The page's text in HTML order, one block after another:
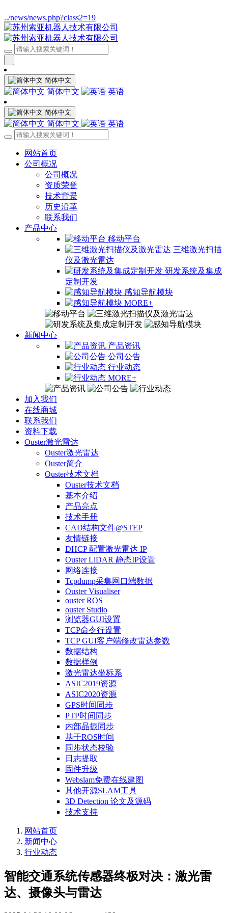
../news/news.php?class2=19
简体中文
简体中文 英语
简体中文
简体中文 英语
网站首页
公司概况
公司概况
资质荣誉
技术背景
历史沿革
联系我们
产品中心
移动平台
三维激光扫描
仪及激光雷达
研发系统及集成
定制开发
感知导航模块
MORE+
新闻中心
产品资讯
公司公告
行业动态
MORE+
加入我们
在线商城
联系我们
资料下载
Ouster激光雷达
Ouster激光雷达
Ouster简介
Ouster技术文档
Ouster技术文档
基本介绍
产品亮点
技术手册
CAD结构文件@STEP
友情链接
DHCP 配置激光雷达 IP
Ouster LiDAR 静态IP设置
网络连接
Tcpdump采集网口端数据
Ouster Visualiser
ouster ROS
ouster Studio
浏览器GUI设置
TCP命令行设置
TCP GUI客户端修改雷达参数
数据结构
数据样例
激光雷达坐标系
ASIC2019资源
ASIC2020资源
GPS时间同步
PTP时间同步
内部晶振同步
基于ROS时间
同步状态校验
日志提取
固件升级
Webslam免费在线建图
其他开源SLAM工具
3D Detection 论文及源码
技术支持
网站首页
新闻中心
行业动态
智能交通系统传感器终极对决：激光雷
达、摄像头与雷达